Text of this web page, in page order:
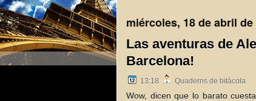
miércoles, 18 de abril de
Las aventuras de
Barcelona!
13:18 Quaderns de bitàcola
Wow, dicen que lo barato